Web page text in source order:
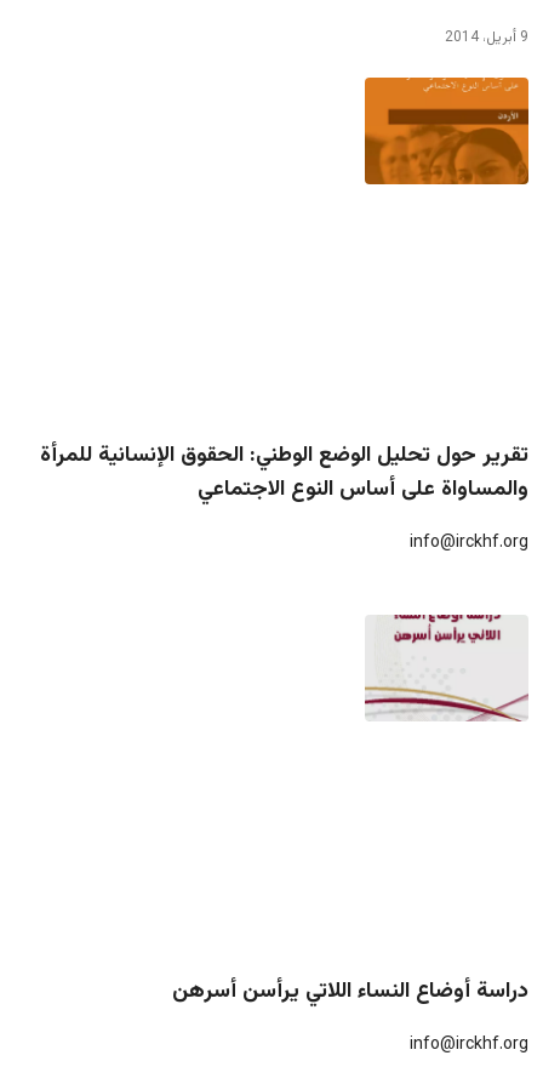
9 أبريل، 2014
تقرير حول تحليل الوضع الوطني: الحقوق الإنسانية للمرأة
والمساواة على أساس النوع الاجتماعي
info@irckhf.org
دراسة أوضاع النساء اللاتي يرأسن أسرهن
info@irckhf.org